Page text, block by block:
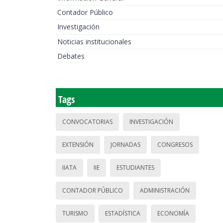
Contador Público
Investigación
Noticias institucionales
Debates
Tags
CONVOCATORIAS INVESTIGACIÓN
EXTENSIÓN JORNADAS CONGRESOS
IIATA IIE ESTUDIANTES
CONTADOR PÚBLICO ADMINISTRACIÓN
TURISMO ESTADÍSTICA ECONOMÍA